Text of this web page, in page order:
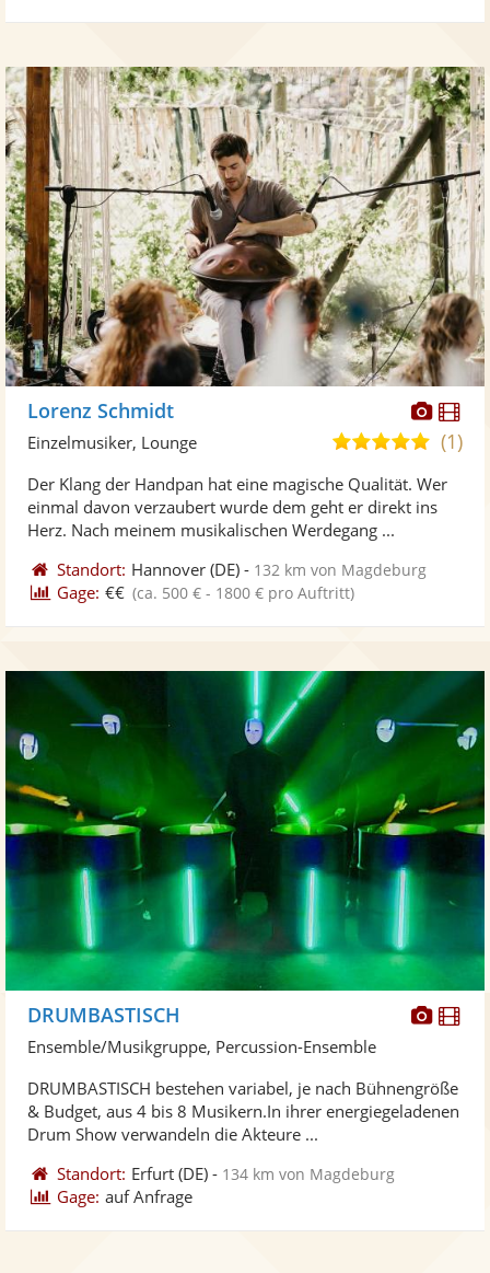
Fotos
Lorenz Schmidt
5,0
5
(1)
Einzelmusiker, Lounge
Der Klang der Handpan hat eine magische Qualität. Wer
einmal davon verzaubert wurde dem geht er direkt ins
Herz. Nach meinem musikalischen Werdegang ...
Standort: Hannover (DE) - 132 km von Magdeburg
Gage: €€ (ca. 500 € - 1800 € pro Auftritt)
Fotos
DRUMBASTISCH
Ensemble/Musikgruppe, Percussion-Ensemble
DRUMBASTISCH bestehen variabel, je nach Bühnengröße
& Budget, aus 4 bis 8 Musikern.In ihrer energiegeladenen
Drum Show verwandeln die Akteure ...
Standort: Erfurt (DE) - 134 km von Magdeburg
Gage: auf Anfrage